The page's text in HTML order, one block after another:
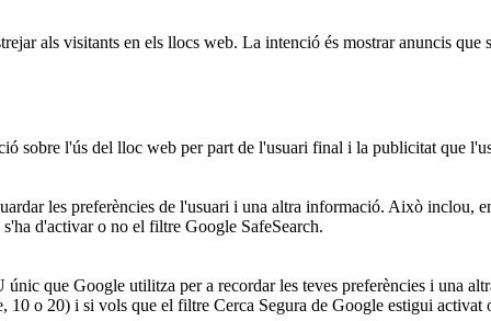
als visitants en els llocs web. La intenció és mostrar anuncis
sobre l'ús del lloc web per part de l'usuari final i la publicitat que
les preferències de l'usuari i una altra informació. Això inclou,
d'activar o no el filtre Google SafeSearch.
que Google utilitza per a recordar les teves preferències i una
10 o 20) i si vols que el filtre Cerca Segura de Google estigui activat